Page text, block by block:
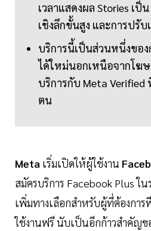
เวลาแสดงผล Stories เป็
เชิงลึกขั้นสูง และการปรั
บริการนี้เป็นส่วนหนึ่งของ
ได้ใหม่นอกเหนือจากโฆ
บริการกับ Meta Verified
ตน
Meta เริ่มเปิดให้ผู้ใช้งาน
สมัครบริการ Facebook Plus ใ
เพิ่มทางเลือกสำหรับผู้ที่ต้องกา
ใช้งานฟรี นับเป็นอีกก้าวสำคัญข